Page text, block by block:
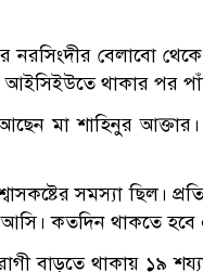
নরসিংদীর বেলাবো
থাকার পর পাঁচ
আছেন মা শাহিনুর
সমস্যা ছিল।
কতদিন থাকতে হবে
বাড়তে থাকায় ১৯